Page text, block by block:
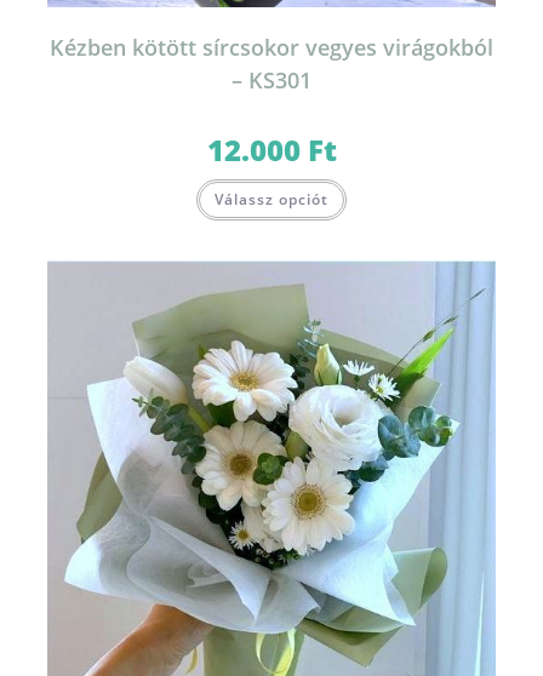
Kézben kötött sírcsokor vegyes virágokból
– KS301
12.000 Ft
Válassz opciót